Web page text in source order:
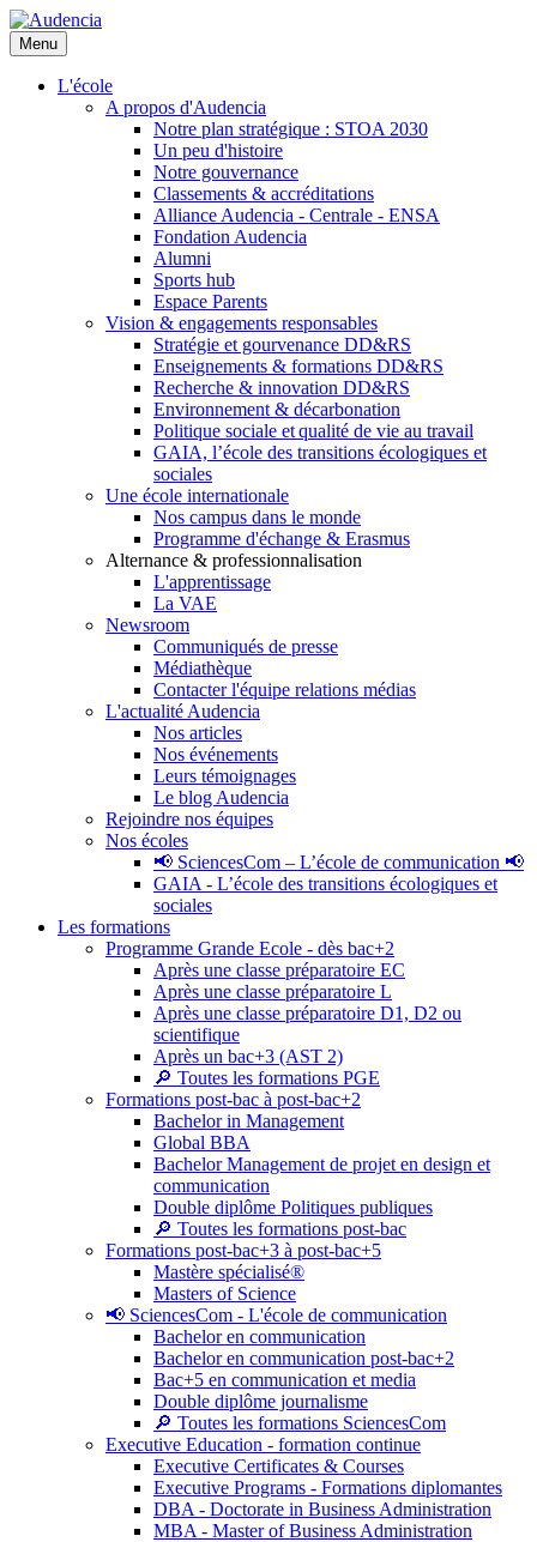
Aller
au
contenu
principal
Menu
L'école
A propos d'Audencia
Notre plan stratégique : STOA 2030
Un peu d'histoire
Notre gouvernance
Classements & accréditations
Alliance Audencia - Centrale - ENSA
Fondation Audencia
Alumni
Sports hub
Espace Parents
Vision & engagements responsables
Stratégie et gourvenance DD&RS
Enseignements & formations DD&RS
Recherche & innovation DD&RS
Environnement & décarbonation
Politique sociale et qualité de vie au travail
GAIA, l’école des transitions écologiques et
sociales
Une école internationale
Nos campus dans le monde
Programme d'échange & Erasmus
Alternance & professionnalisation
L'apprentissage
La VAE
Newsroom
Communiqués de presse
Médiathèque
Contacter l'équipe relations médias
L'actualité Audencia
Nos articles
Nos événements
Leurs témoignages
Le blog Audencia
Rejoindre nos équipes
Nos écoles
📢 SciencesCom – L’école de communication 📢
GAIA - L’école des transitions écologiques et
sociales
Les formations
Programme Grande Ecole - dès bac+2
Après une classe préparatoire EC
Après une classe préparatoire L
Après une classe préparatoire D1, D2 ou
scientifique
Après un bac+3 (AST 2)
🔎 Toutes les formations PGE
Formations post-bac à post-bac+2
Bachelor in Management
Global BBA
Bachelor Management de projet en design et
communication
Double diplôme Politiques publiques
🔎 Toutes les formations post-bac
Formations post-bac+3 à post-bac+5
Mastère spécialisé®
Masters of Science
📢 SciencesCom - L'école de communication
Bachelor en communication
Bachelor en communication post-bac+2
Bac+5 en communication et media
Double diplôme journalisme
🔎 Toutes les formations SciencesCom
Executive Education - formation continue
Executive Certificates & Courses
Executive Programs - Formations diplomantes
DBA - Doctorate in Business Administration
MBA - Master of Business Administration